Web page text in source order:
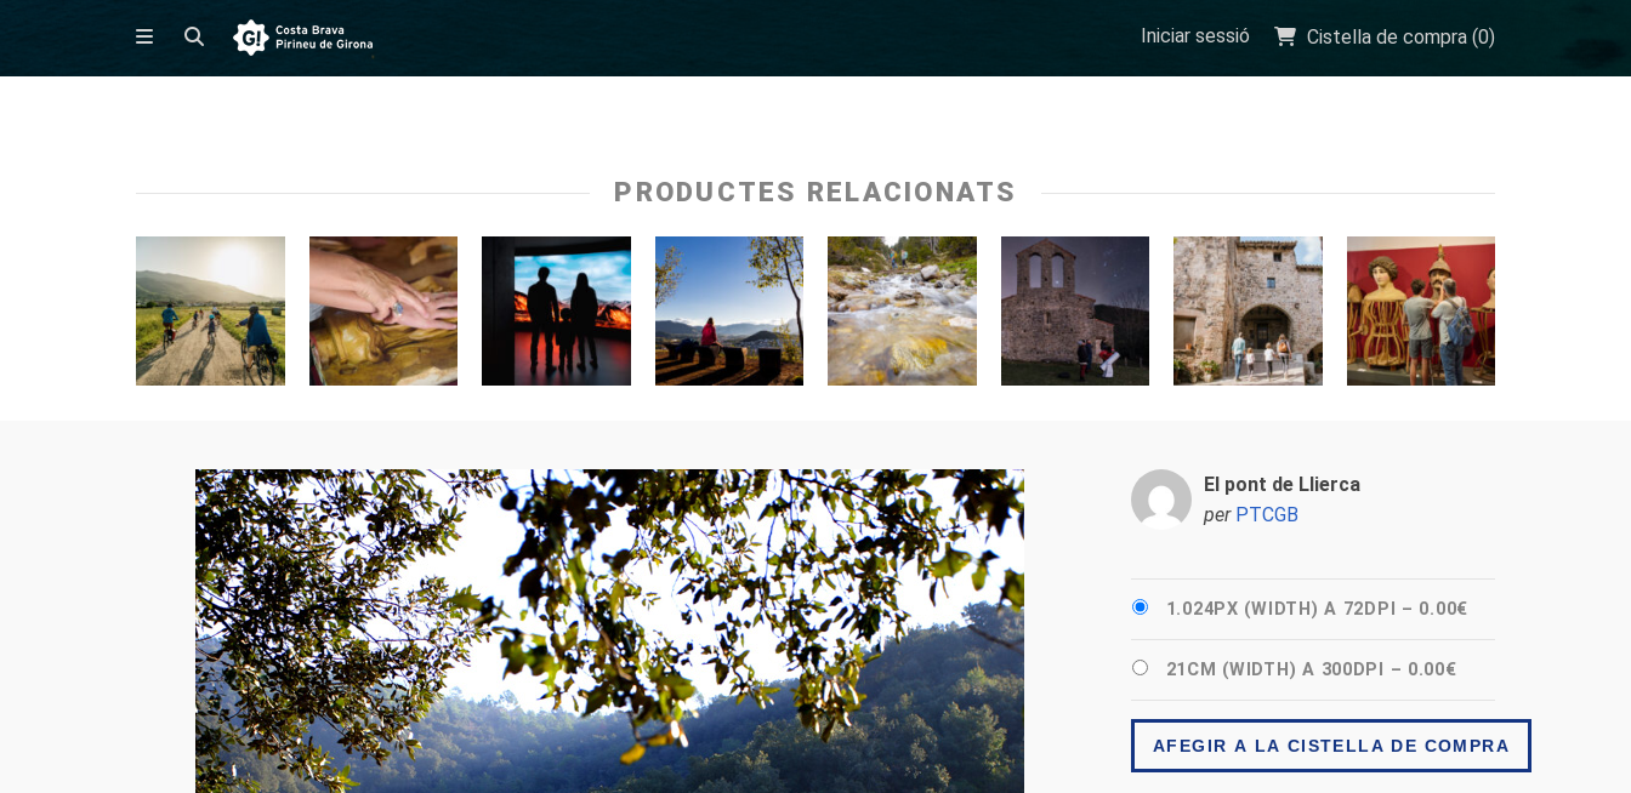
Iniciar sessió Cistella de compra (0)
PRODUCTES RELACIONATS
El pont de Llierca
per PTCGB
1.024PX (WIDTH) A 72DPI – 0.00€
21CM (WIDTH) A 300DPI – 0.00€
AFEGIR A LA CISTELLA DE COMPRA